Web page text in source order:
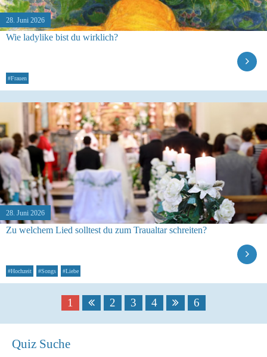
28. Juni 2026
Wie ladylike bist du wirklich?
#Frauen
28. Juni 2026
Zu welchem Lied solltest du zum Traualtar schreiten?
#Hochzeit #Songs #Liebe
1 2 3 4 6
Quiz Suche